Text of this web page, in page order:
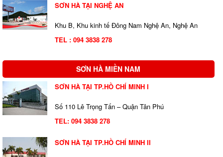
SƠN HÀ TẠI NGHỆ AN
Khu B, Khu kinh tế Đông Nam Nghệ An, Nghệ An
TEL : 094 3838 278
SƠN HÀ MIỀN NAM
SƠN HÀ TẠI TP.HỒ CHÍ MINH I
Số 110 Lê Trọng Tấn – Quận Tân Phú
TEL: 094 3838 278
SƠN HÀ TẠI TP.HỒ CHÍ MINH II